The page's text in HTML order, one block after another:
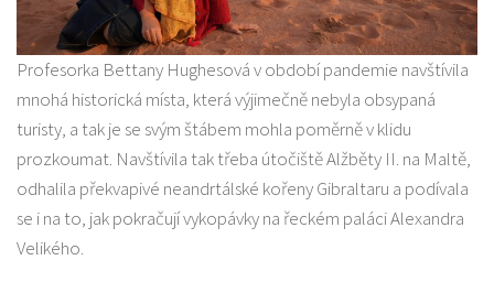
Profesorka Bettany Hughesová v období pandemie navštívila
mnohá historická místa, která výjimečně nebyla obsypaná
turisty, a tak je se svým štábem mohla poměrně v klidu
prozkoumat. Navštívila tak třeba útočiště Alžběty II. na Maltě,
odhalila překvapivé neandrtálské kořeny Gibraltaru a podívala
se i na to, jak pokračují vykopávky na řeckém paláci Alexandra
Velikého.